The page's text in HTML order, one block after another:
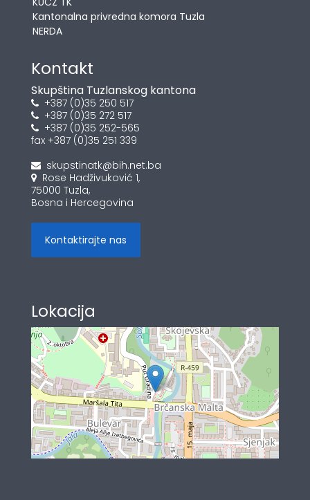
Kantonalna privredna komora Tuzla
NERDA
Kontakt
Skupština Tuzlanskog kantona
+387 (0)35 250 517
+387 (0)35 272 517
+387 (0)35 252-565
fax +387 (0)35 251 339
skupstinatk@bih.net.ba
Rose Hadživuković 1,
75000 Tuzla,
Bosna i Hercegovina
Kontaktirajte nas
Lokacija